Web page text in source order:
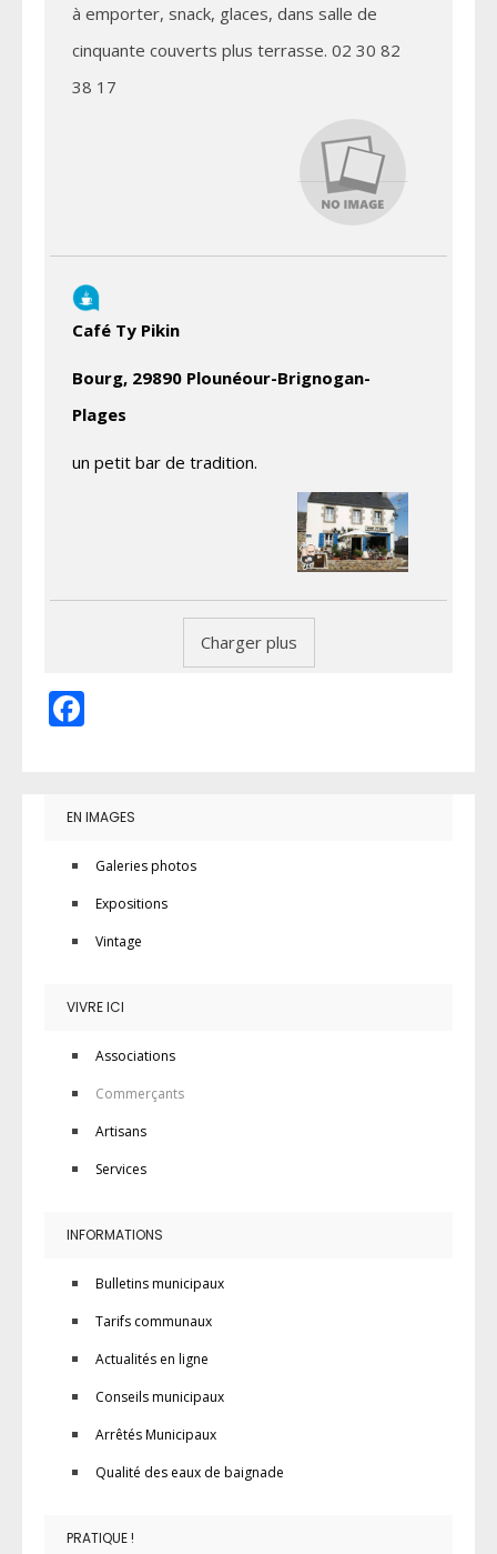
à emporter, snack, glaces, dans salle de
cinquante couverts plus terrasse. 02 30 82
38 17
Café Ty Pikin
Bourg, 29890 Plounéour-Brignogan-
Plages
un petit bar de tradition.
Charger plus
EN IMAGES
Galeries photos
Expositions
Vintage
VIVRE ICI
Associations
Commerçants
Artisans
Services
INFORMATIONS
Bulletins municipaux
Tarifs communaux
Actualités en ligne
Conseils municipaux
Arrêtés Municipaux
Qualité des eaux de baignade
PRATIQUE !